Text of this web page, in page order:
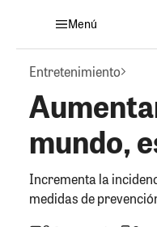
Menú
Entretenimiento
mundo,
Incrementa la
medidas de